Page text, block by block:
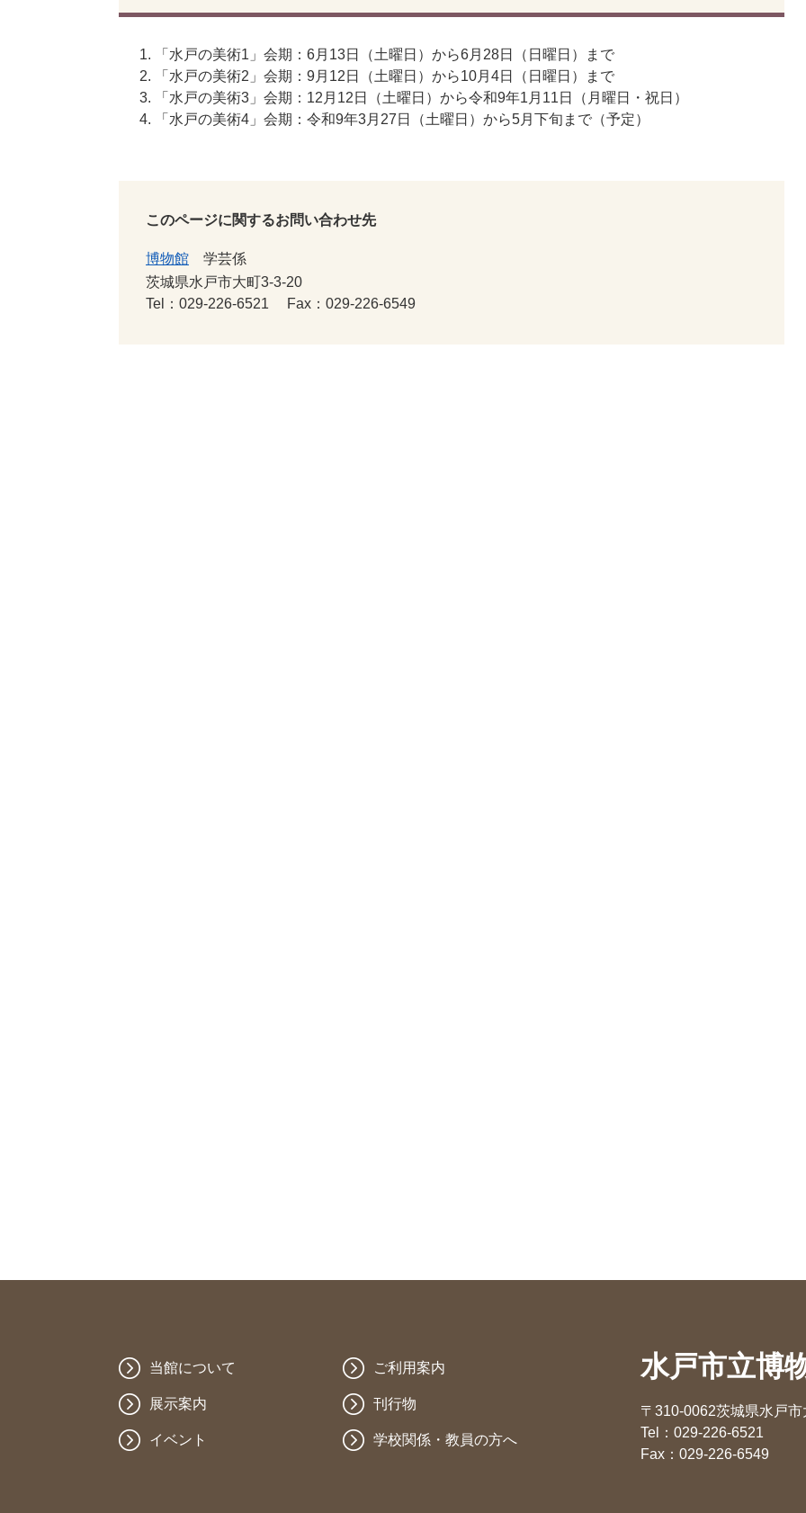
「水戸の美術1」会期：6月13日（土曜日）から6月28日（日曜日）まで
「水戸の美術2」会期：9月12日（土曜日）から10月4日（日曜日）まで
「水戸の美術3」会期：12月12日（土曜日）から令和9年1月11日（月曜日・祝日）
「水戸の美術4」会期：令和9年3月27日（土曜日）から5月下旬まで（予定）
このページに関するお問い合わせ先
博物館
学芸係
茨城県水戸市大町3-3-20
Tel：029-226-6521
Fax：029-226-6549
当館について ご利用案内
展示案内 刊行物
イベント 学校関係・教員の方へ
水戸市立博
〒310-0062茨城県水戸
Tel：029-226-6521
Fax：029-226-6549